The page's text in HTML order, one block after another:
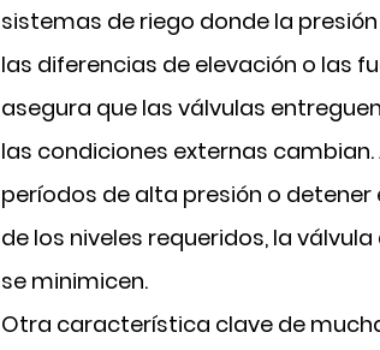
sistemas de riego donde la
las diferencias de elevación o las
asegura que las válvulas
las condiciones externas
períodos de alta presión o
de los niveles requeridos, la
se minimicen.
Otra característica clave de